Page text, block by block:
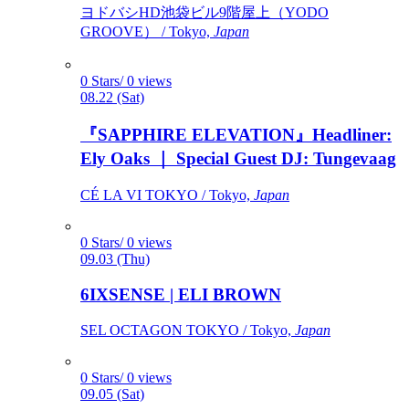
ヨドバシHD池袋ビル9階屋上（YODO
GROOVE） / Tokyo, Japan
0 Stars/ 0 views
08.22 (Sat)
『SAPPHIRE ELEVATION』Headliner:
Ely Oaks ｜ Special Guest DJ: Tungevaag
CÉ LA VI TOKYO / Tokyo, Japan
0 Stars/ 0 views
09.03 (Thu)
6IXSENSE | ELI BROWN
SEL OCTAGON TOKYO / Tokyo, Japan
0 Stars/ 0 views
09.05 (Sat)